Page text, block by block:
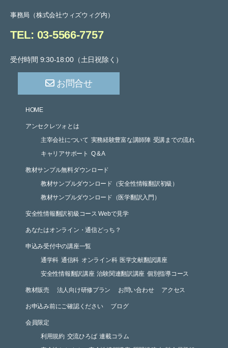
事務局（株式会社ウィズウィグ内）
TEL: 03-5566-7757
受付時間 9:30-18:00（土日祝除く）
お問合せ
HOME
アンセクレツォとは
主宰会社について 実務経験豊富な講師陣 受講までの流れ
キャリアサポート Q & A
教材サンプル無料ダウンロード
教材サンプルダウンロード（安全性情報翻訳初級）
教材サンプルダウンロード（医学翻訳入門）
安全性情報翻訳初級コース Webで見学
あなたはオンライン・通信どっち？
申込み受付中の講座一覧
通学科 通信科 オンライン科 医学文献翻訳講座
安全性情報翻訳講座 治験関連翻訳講座 個別指導コース
教材販売 法人向け研修プラン お問い合わせ アクセス
お申込み前にご確認ください ブログ
会員限定
利用規約 交流ひろば 連載コラム